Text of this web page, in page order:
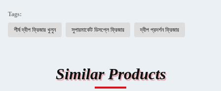
Tags:
শীর্ষ দ্বীপ ফ্রিজার খুলুন সুপারমার্কেট ডিসপ্লে ফ্রিজার দ্বীপ প্রদর্শন ফ্রিজার
Similar Products